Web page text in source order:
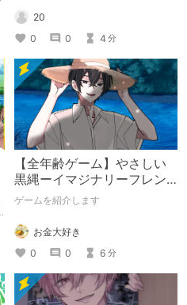
20
0
0 4 分
【全年齢ゲーム】やさしい
黒縄ーイマジナリーフレン
ドの「彼」と過ごすおぼん
ゲームを紹介します
お金大好き
0
0 6 分